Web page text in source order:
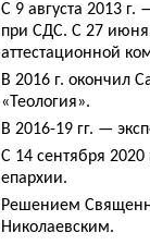
С 9 августа 2013 г.
при СДС. С 27 июня
аттестационной
В 2016 г. окончил
«Теология».
В 2016-19 гг. —
С 14 сентября
епархии.
Решением
Николаевским.